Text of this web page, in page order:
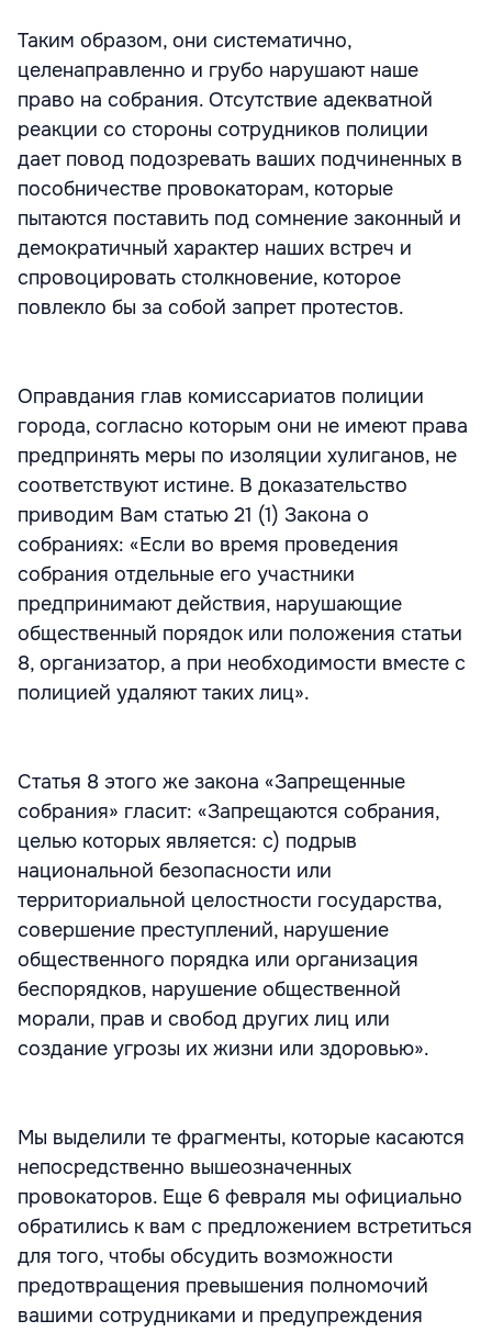
Таким образом, они систематично,
целенаправленно и грубо нарушают наше
право на собрания. Отсутствие адекватной
реакции со стороны сотрудников полиции
дает повод подозревать ваших подчиненных в
пособничестве провокаторам, которые
пытаются поставить под сомнение законный и
демократичный характер наших встреч и
спровоцировать столкновение, которое
повлекло бы за собой запрет протестов.
Оправдания глав комиссариатов полиции
города, согласно которым они не имеют права
предпринять меры по изоляции хулиганов, не
соответствуют истине. В доказательство
приводим Вам статью 21 (1) Закона о
собраниях: «Если во время проведения
собрания отдельные его участники
предпринимают действия, нарушающие
общественный порядок или положения статьи
8, организатор, а при необходимости вместе с
полицией удаляют таких лиц».
Статья 8 этого же закона «Запрещенные
собрания» гласит: «Запрещаются собрания,
целью которых является: с) подрыв
национальной безопасности или
территориальной целостности государства,
совершение преступлений, нарушение
общественного порядка или организация
беспорядков, нарушение общественной
морали, прав и свобод других лиц или
создание угрозы их жизни или здоровью».
Мы выделили те фрагменты, которые касаются
непосредственно вышеозначенных
провокаторов. Еще 6 февраля мы официально
обратились к вам с предложением встретиться
для того, чтобы обсудить возможности
предотвращения превышения полномочий
вашими сотрудниками и предупреждения